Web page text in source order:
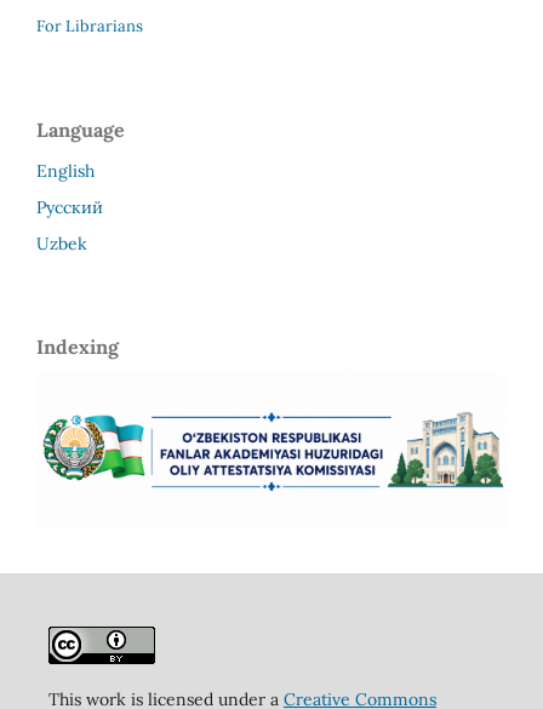
For Librarians
Language
English
Русский
Uzbek
Indexing
This work is licensed under a Creative Commons